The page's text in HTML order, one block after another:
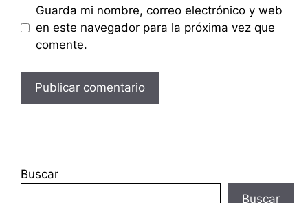
Guarda mi nombre, correo electrónico y web
en este navegador para la próxima vez que
comente.
Buscar
Buscar